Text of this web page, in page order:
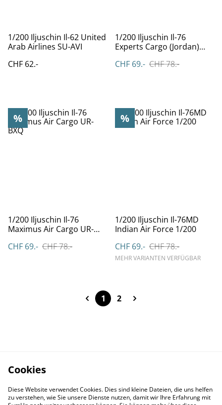
1/200 Iljuschin Il-62 United
Arab Airlines SU-AVI
CHF 62.-
1/200 Iljuschin Il-76
Experts Cargo (Jordan)
CHF 69.- CHF 78.-
%
1/200 Iljuschin Il-76
Maximus Air Cargo UR-
CHF 69.- CHF 78.-
%
1/200 Iljuschin Il-76MD
Indian Air Force 1/200
CHF 69.- CHF 78.-
MEHR VARIANTEN VERFÜGBAR
1 2
Cookies
Diese Website verwendet Cookies. Dies sind kleine Dateien, die uns helfen
zu verstehen, wie Sie unsere Dienste nutzen, damit wir Ihre Erfahrung mit